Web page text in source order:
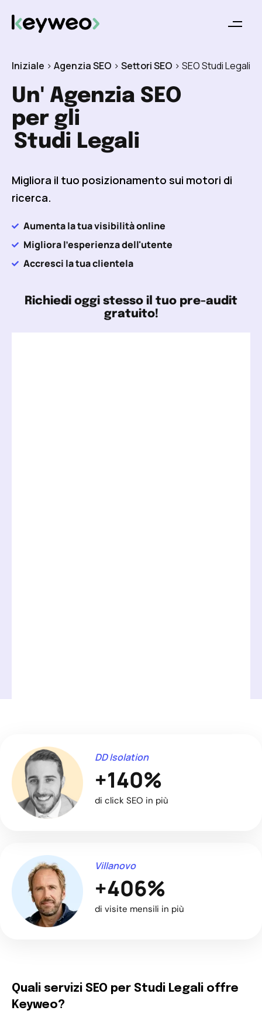
Iniziale > Agenzia SEO > Settori SEO > SEO Studi Legali
Un' Agenzia SEO
per gli
Studi Legali
Migliora il tuo posizionamento sui motori di
ricerca.
Aumenta la tua visibilità online
Migliora l'esperienza dell'utente
Accresci la tua clientela
Richiedi oggi stesso il tuo pre-audit
gratuito!
DD Isolation
+140%
di click SEO in più
Villanovo
+406%
di visite mensili in più
Quali servizi SEO per Studi Legali offre
Keyweo?